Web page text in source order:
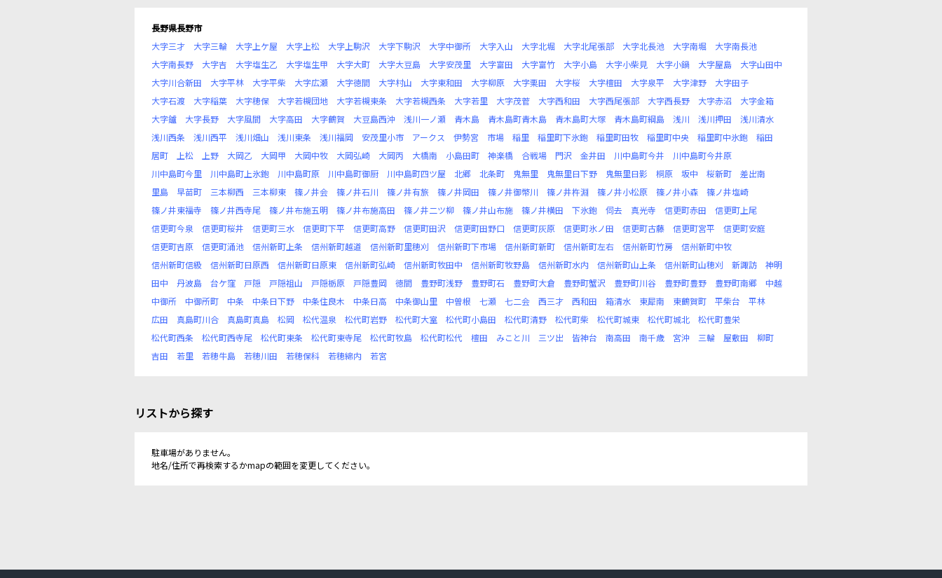
長野県長野市
大字三才
大字三輪 大字上ケ屋 大字上松 大字上駒沢 大字下駒沢 大字中御所 大字入山 大字北堀 大字北尾張部 大字北長池 大字南堀
大字南長池
大字南長野
大字吉 大字塩生乙 大字塩生甲 大字大町 大字大豆島 大字安茂里 大字富田 大字富竹 大字小島 大字小柴見 大字小鍋 大字屋島
大字山田中
大字川合新田
大字平林 大字平柴 大字広瀬 大字徳間 大字村山 大字東和田 大字柳原 大字栗田 大字桜 大字檀田 大字泉平 大字津野
大字田子
大字石渡
大字稲葉 大字穂保 大字若槻団地 大字若槻東条 大字若槻西条 大字若里 大字茂菅 大字西和田 大字西尾張部 大字西長野 大字赤沼
大字金箱
大字鑪
大字長野 大字風間 大字高田 大字鶴賀 大豆島西沖 浅川一ノ瀬 青木島 青木島町青木島 青木島町大塚 青木島町綱島 浅川 浅川押田
浅川清水
浅川西条
浅川西平 浅川畑山 浅川東条 浅川福岡 安茂里小市 アークス 伊勢宮 市場 稲里 稲里町下氷鉋 稲里町田牧 稲里町中央 稲里町中氷鉋
稲田
居町
上松 上野 大岡乙 大岡甲 大岡中牧 大岡弘崎 大岡丙 大橋南 小島田町 神楽橋 合戦場 門沢 金井田 川中島町今井
川中島町今井原
川中島町今里
川中島町上氷鉋 川中島町原 川中島町御厨 川中島町四ツ屋 北郷 北条町 鬼無里 鬼無里日下野 鬼無里日影 桐原 坂中 桜新町
差出南
里島
早苗町 三本柳西 三本柳東 篠ノ井会 篠ノ井石川 篠ノ井有旅 篠ノ井岡田 篠ノ井御幣川 篠ノ井杵淵 篠ノ井小松原 篠ノ井小森
篠ノ井塩崎
篠ノ井東福寺
篠ノ井西寺尾 篠ノ井布施五明 篠ノ井布施高田 篠ノ井二ツ柳 篠ノ井山布施 篠ノ井横田 下氷鉋 伺去 真光寺 信更町赤田
信更町上尾
信更町今泉
信更町桜井 信更町三水 信更町下平 信更町高野 信更町田沢 信更町田野口 信更町灰原 信更町氷ノ田 信更町古藤 信更町宮平
信更町安庭
信更町吉原
信更町涌池 信州新町上条 信州新町越道 信州新町里穂刈 信州新町下市場 信州新町新町 信州新町左右 信州新町竹房
信州新町中牧
信州新町信級
信州新町日原西 信州新町日原東 信州新町弘崎 信州新町牧田中 信州新町牧野島 信州新町水内 信州新町山上条 信州新町山穂刈 新諏訪
神明
田中
丹波島 台ケ窪 戸隠 戸隠祖山 戸隠栃原 戸隠豊岡 徳間 豊野町浅野 豊野町石 豊野町大倉 豊野町蟹沢 豊野町川谷 豊野町豊野 豊野町南郷
中越
中御所
中御所町 中条 中条日下野 中条住良木 中条日高 中条御山里 中曽根 七瀬 七二会 西三才 西和田 箱清水 東犀南 東鶴賀町 平柴台
平林
広田
真島町川合 真島町真島 松岡 松代温泉 松代町岩野 松代町大室 松代町小島田 松代町清野 松代町柴 松代町城東 松代町城北
松代町豊栄
松代町西条
松代町西寺尾 松代町東条 松代町東寺尾 松代町牧島 松代町松代 檀田 みこと川 三ツ出 皆神台 南高田 南千歳 宮沖 三輪 屋敷田
柳町
吉田
若里 若穂牛島 若穂川田 若穂保科 若穂綿内 若宮
リストから探す
駐車場がありません。
地名/住所で再検索するかmapの範囲を変更してください。